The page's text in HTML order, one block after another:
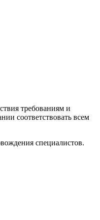
требованиям и
соответствовать всем
специалистов.